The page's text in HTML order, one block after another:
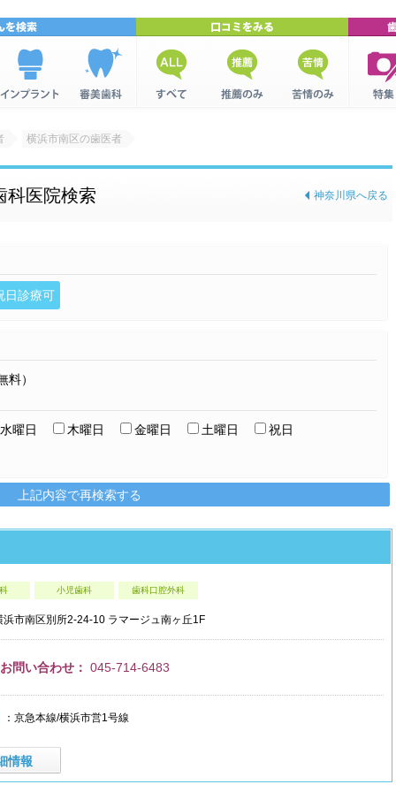
を検索
検索
横浜市南区の歯医者
科医院検索 神奈川県へ戻る
日診療可
料）
水曜日 木曜日 金曜日 土曜日
祝日
上記内容で再検索する
小児歯科 歯科口腔外科
浜市南区別所2-24-10 ラマージュ南ヶ丘1F
問い合わせ： 045-714-6483
：京急本線/横浜市営1号線
情報